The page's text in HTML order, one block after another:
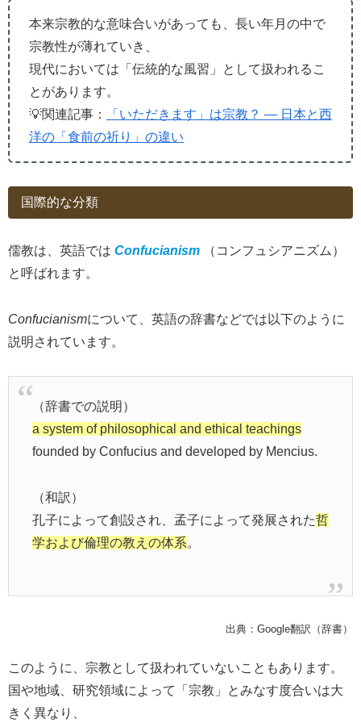
本来宗教的な意味合いがあっても、長い年月の中で
宗教性が薄れていき、
現代においては「伝統的な風習」として扱われるこ
とがあります。
💡関連記事：
「いただきます」は宗教？ ― 日本と西
洋の「食前の祈り」の違い
国際的な分類
儒教は、英語では Confucianism
（コンフュシアニズム）
と呼ばれます。
Confucianismについて、英語の辞書などでは以下のように
説明されています。
（辞書での説明）
a system of philosophical and ethical teachings
founded by Confucius and developed by Mencius.
（和訳）
孔子によって創設され、孟子によって発展された哲
学および倫理の教えの体系。
出典：Google翻訳（辞書）
このように、宗教として扱われていないこともあります。
国や地域、研究領域によって「宗教」とみなす度合いは大
きく異なり、